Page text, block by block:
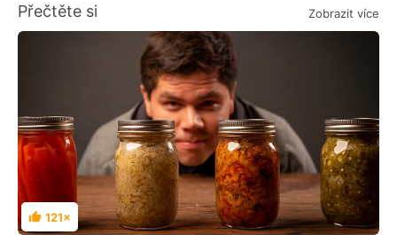
Přečtěte si Zobrazit více
Hodnocení
121×